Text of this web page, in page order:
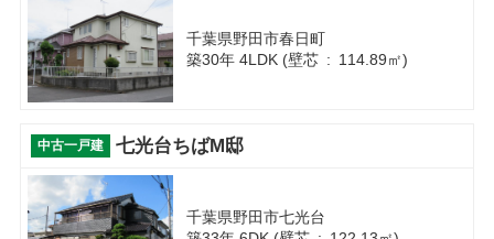
千葉県野田市春日町
築30年 4LDK (壁芯 : 114.89㎡)
中古一戸建 七光台ちばM邸
千葉県野田市七光台